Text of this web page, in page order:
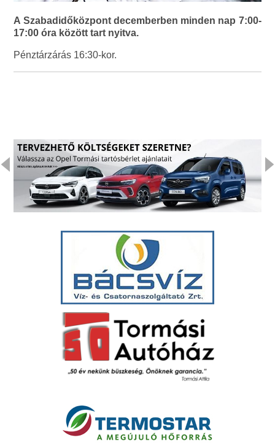
A Szabadidőközpont decemberben minden nap 7:00-
17:00 óra között tart nyitva.
Pénztárzárás 16:30-kor.